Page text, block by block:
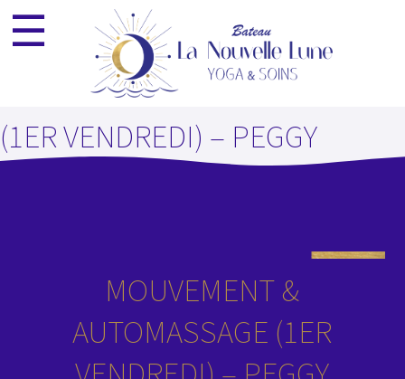
☰
MOUVEMENT & AUTOMASSAGE
(1ER VENDREDI) – PEGGY
MOUVEMENT &
AUTOMASSAGE (1ER